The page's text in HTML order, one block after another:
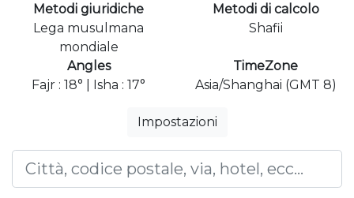
Metodi giuridiche
Lega musulmana
mondiale
Metodi di calcolo
Shafii
Angles
Fajr : 18° | Isha : 17°
TimeZone
Asia/Shanghai (GMT 8)
Impostazioni